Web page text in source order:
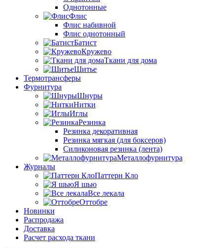
Однотонные
Флис
Флис набивной
Флис однотонный
Батист
Кружево
Ткани для дома
Шитье
Термотрансферы
Фурнитура
Шнуры
Нитки
Иглы
Резинка
Резинка декоративная
Резинка мягкая (для боксеров)
Силиконовая резинка (лента)
Металлофурнитура
Журналы
Паттерн Кло
Я шью
Все лекала
Оттобре
Новинки
Распродажа
Доставка
Расчет расхода ткани